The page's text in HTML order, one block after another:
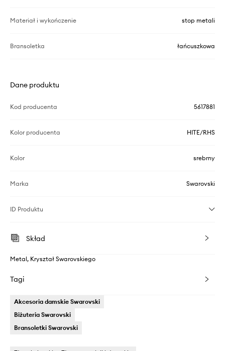
Materiał i wykończenie stop metali
Bransoletka łańcuszkowa
Dane produktu
Kod producenta 5617881
Kolor producenta HITE/RHS
Kolor srebrny
Marka Swarovski
ID Produktu
Skład
Metal, Kryształ Swarovskiego
Tagi
Akcesoria damskie Swarovski
Biżuteria Swarovski
Bransoletki Swarovski